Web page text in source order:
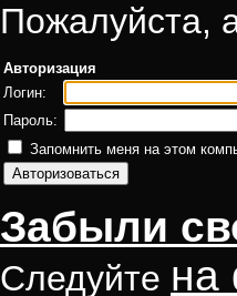
Пожалуйста,
Авторизация
Логин:
Пароль:
Запомнить меня на этом
Забыли
Следуйте на